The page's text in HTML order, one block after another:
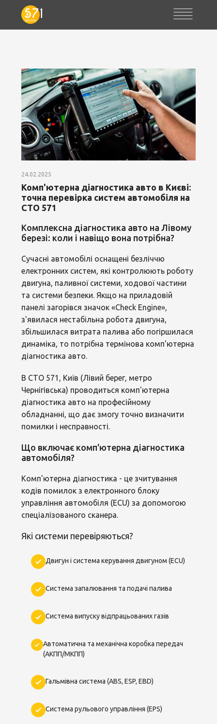
24.02.2025
Комп'ютерна діагностика авто в Києві:
точна перевірка систем автомобіля на
СТО 571
Комплексна діагностика авто на Лівому
березі: коли і навіщо вона потрібна?
Сучасні автомобілі оснащені безліччю
електронних систем, які контролюють роботу
двигуна, паливної системи, ходової частини
та системи безпеки. Якщо на приладовій
панелі загорівся значок «Check Engine»,
з'явилася нестабільна робота двигуна,
збільшилася витрата палива або погіршилася
динаміка, то потрібна термінова комп'ютерна
діагностика авто.
В СТО 571, Київ (Лівий берег, метро
Чернігівська) проводиться комп'ютерна
діагностика авто на професійному
обладнанні, що дає змогу точно визначити
помилки і несправності.
Що включає комп'ютерна діагностика
автомобіля?
Комп'ютерна діагностика - це зчитування
кодів помилок з електронного блоку
управління автомобіля (ECU) за допомогою
спеціалізованого сканера.
Які системи перевіряються?
Двигун і система керування двигуном (ECU)
Система запалювання та подачі палива
Система випуску відпрацьованих газів
Автоматична та механічна коробка передач
(АКПП/МКПП)
Гальмівна система (ABS, ESP, EBD)
Система рульового управління (EPS)